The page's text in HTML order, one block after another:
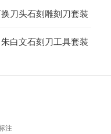
刀头石刻雕刻刀套装
白文石刻刀工具套装
注